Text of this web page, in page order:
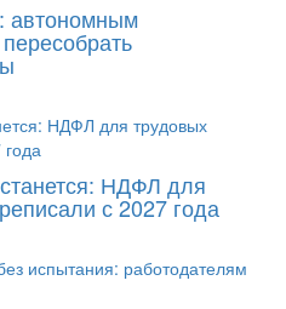
автономным
НДФЛ для
с 2027 года